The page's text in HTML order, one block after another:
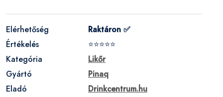
Elérhetőség
Raktáron ✅
Értékelés
⭐⭐⭐⭐⭐
Kategória
Likőr
Gyártó
Pinaq
Eladó
Drinkcentrum.hu